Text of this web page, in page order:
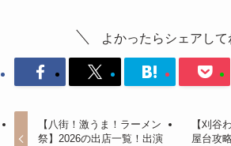
よかったらシェアして
【八街！激うま！ラーメン
祭】2026の出店一覧！出演
【刈谷
屋台攻